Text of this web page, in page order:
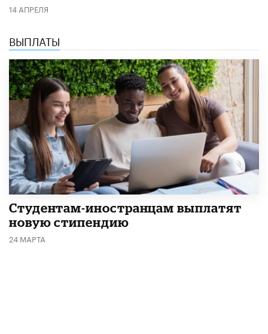
14 АПРЕЛЯ
ВЫПЛАТЫ
Студентам-иностранцам выплатят
новую стипендию
24 МАРТА